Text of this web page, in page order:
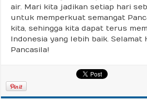
air. Mari kita jadikan setiap hari
untuk memperkuat semangat
kita, sehingga kita dapat terus
Indonesia yang lebih baik. Selamat
Pancasila!